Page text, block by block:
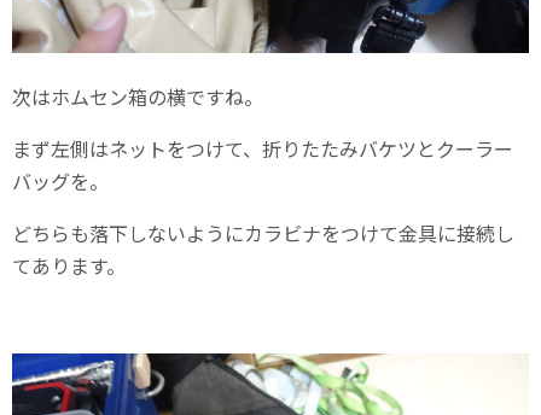
次はホムセン箱の横ですね。
まず左側はネットをつけて、折りたたみバケツとクーラー
バッグを。
どちらも落下しないようにカラビナをつけて金具に接続し
てあります。